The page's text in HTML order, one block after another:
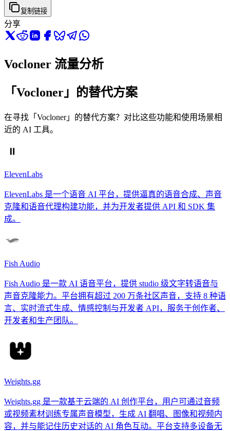
复制链接
分享
Vocloner 流量分析
「Vocloner」的替代方案
在寻找「Vocloner」的替代方案？对比这些功能和使用场景相
近的 AI 工具。
ElevenLabs
ElevenLabs 是一个语音 AI 平台，提供逼真的语音合成、声音
克隆和语音代理构建功能，并为开发者提供 API 和 SDK 集
成。
Fish Audio
Fish Audio 是一款 AI 语音平台，提供 studio 级文字转语音与
声音克隆能力。平台拥有超过 200 万条社区声音，支持 8 种语
言、实时流式生成、情感控制与开发者 API，服务于创作者、
开发者和生产团队。
Weights.gg
Weights.gg 是一款基于云端的 AI 创作平台，用户可通过音频
或视频素材训练专属声音模型，生成 AI 翻唱、图像和视频内
容，并与能记住历史对话的 AI 角色互动。平台支持多设备无